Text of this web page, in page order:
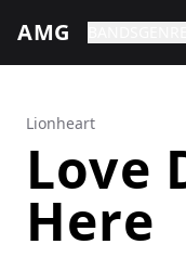
AMG
Lionheart
Love
Here